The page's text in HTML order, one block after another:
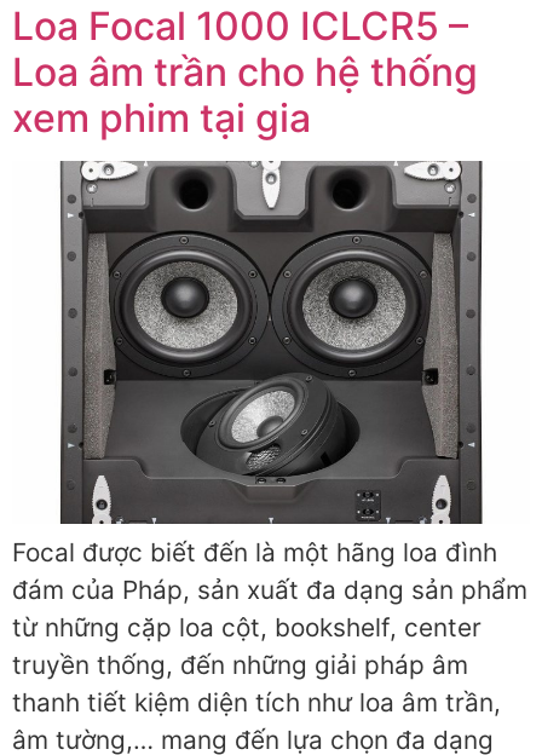
Loa Focal 1000 ICLCR5 –
Loa âm trần cho hệ thống
xem phim tại gia
Focal được biết đến là một hãng loa đình
đám của Pháp, sản xuất đa dạng sản phẩm
từ những cặp loa cột, bookshelf, center
truyền thống, đến những giải pháp âm
thanh tiết kiệm diện tích như loa âm trần,
âm tường,… mang đến lựa chọn đa dạng